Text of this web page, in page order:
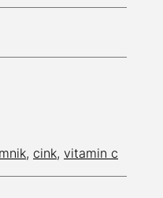
, cink, vitamin c